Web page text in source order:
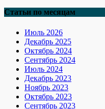
Статьи по месяцам
Июль 2026
Декабрь 2025
Октябрь 2024
Сентябрь 2024
Июль 2024
Декабрь 2023
Ноябрь 2023
Октябрь 2023
Сентябрь 2023